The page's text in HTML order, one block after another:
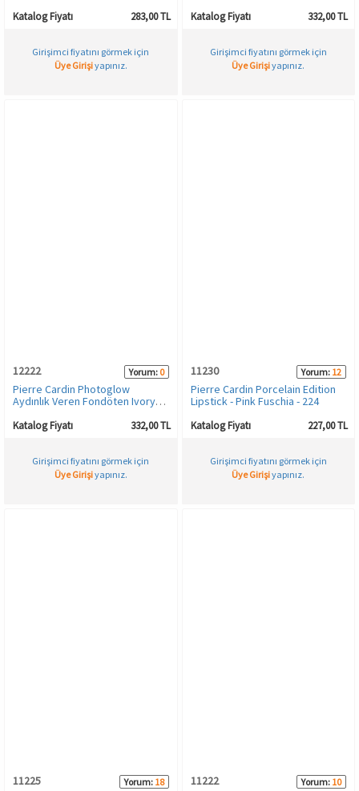
Katalog Fiyatı 283,00 TL
Girişimci fiyatını görmek için
Üye Girişiyapınız.
Katalog Fiyatı 332,00 TL
Girişimci fiyatını görmek için
Üye Girişiyapınız.
12222 Yorum: 0
Pierre Cardin Photoglow
Aydınlık Veren Fondöten Ivory
Katalog Fiyatı 332,00 TL
Girişimci fiyatını görmek için
Üye Girişiyapınız.
11230 Yorum: 12
Pierre Cardin Porcelain Edition
Lipstick - Pink Fuschia - 224
Katalog Fiyatı 227,00 TL
Girişimci fiyatını görmek için
Üye Girişiyapınız.
11225 Yorum: 18 11222 Yorum: 10